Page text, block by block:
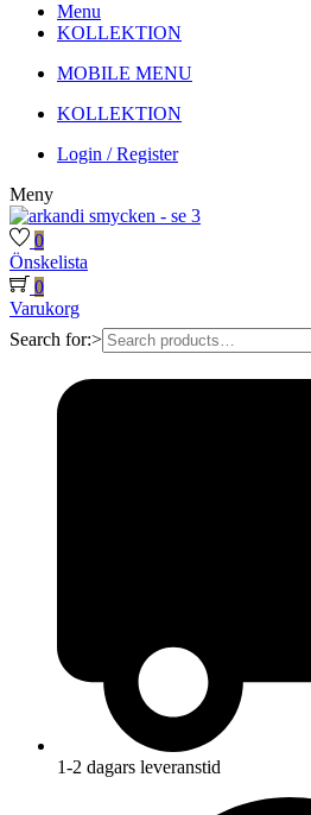
Menu
KOLLEKTION
MOBILE MENU
KOLLEKTION
Login / Register
Meny
0
Önskelista
0
Varukorg
Search for:>
1-2 dagars leveranstid